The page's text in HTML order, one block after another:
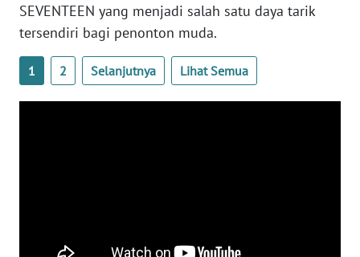
SEVENTEEN yang menjadi salah satu daya tarik
tersendiri bagi penonton muda.
1 2 Selanjutnya Lihat Semua
PAPUA
BARAT